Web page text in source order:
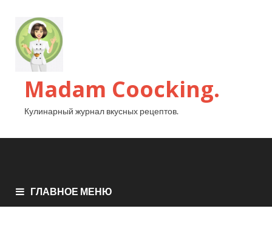
Madam Coocking.
Кулинарный журнал вкусных рецептов.
ГЛАВНОЕ МЕНЮ